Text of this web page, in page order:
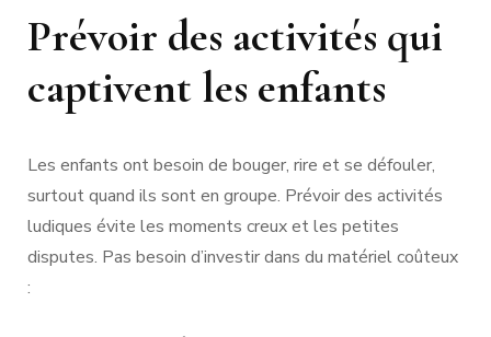
Prévoir des activités qui
captivent les enfants
Les enfants ont besoin de bouger, rire et se défouler,
surtout quand ils sont en groupe. Prévoir des activités
ludiques évite les moments creux et les petites
disputes. Pas besoin d’investir dans du matériel coûteux
: